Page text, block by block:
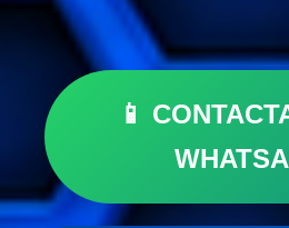
📱